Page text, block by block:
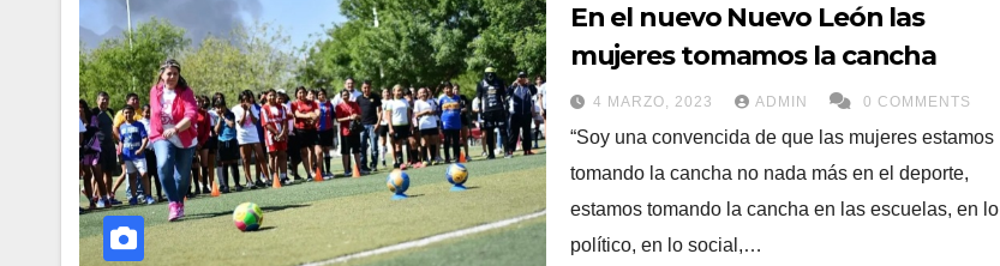
En el nuevo Nuevo León las
mujeres tomamos la cancha
4 MARZO, 2023 ADMIN 0 COMMENTS
“Soy una convencida de que las mujeres estamos
tomando la cancha no nada más en el deporte,
estamos tomando la cancha en las escuelas, en lo
político, en lo social,…